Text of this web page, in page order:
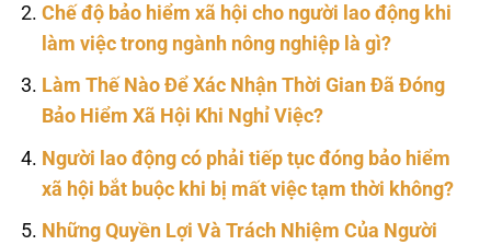
Chế độ bảo hiểm xã hội cho người lao động khi
làm việc trong ngành nông nghiệp là gì?
Làm Thế Nào Để Xác Nhận Thời Gian Đã Đóng
Bảo Hiểm Xã Hội Khi Nghỉ Việc?
Người lao động có phải tiếp tục đóng bảo hiểm
xã hội bắt buộc khi bị mất việc tạm thời không?
Những Quyền Lợi Và Trách Nhiệm Của Người